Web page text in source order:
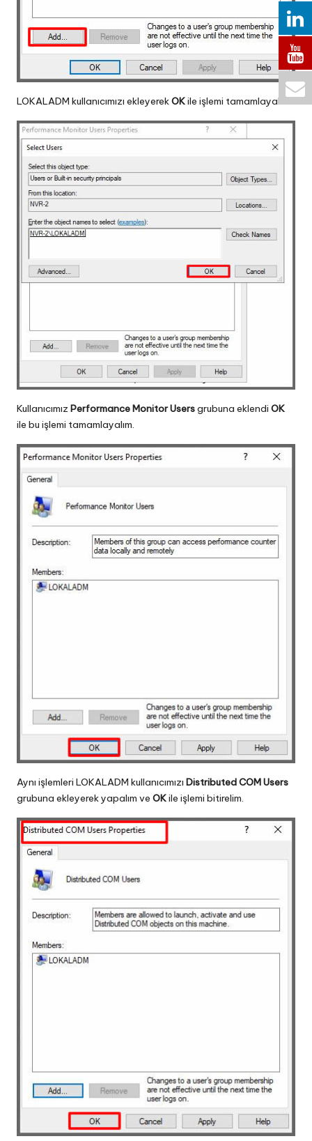
LOKALADM kullanıcımızı ekleyerekOKile işlemi tamamlayalım.
Kullanıcımız Performance Monitor Usersgrubuna eklendi OK
ile bu işlemi tamamlayalım.
Aynı işlemleri LOKALADM kullanıcımızı Distributed COM Users
grubuna ekleyerek yapalım ve OKile işlemi bitirelim.